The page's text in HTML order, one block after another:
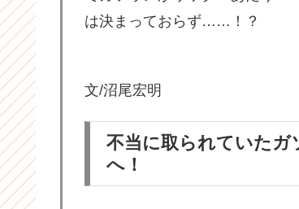
は決まっておらず……！？
文/沼尾宏明
不当に取られていたガ
へ！